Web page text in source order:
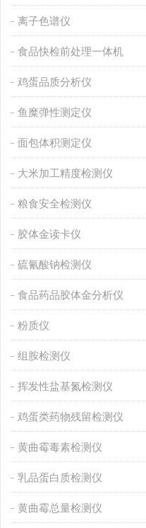
离子色谱仪
食品快检前处理一体机
鸡蛋品质分析仪
鱼糜弹性测定仪
面包体积测定仪
大米加工精度检测仪
粮食安全检测仪
胶体金读卡仪
硫氰酸钠检测仪
食品药品胶体金分析仪
粉质仪
组胺检测仪
挥发性盐基氮检测仪
鸡蛋类药物残留检测仪
黄曲霉毒素检测仪
乳品蛋白质检测仪
黄曲霉总量检测仪